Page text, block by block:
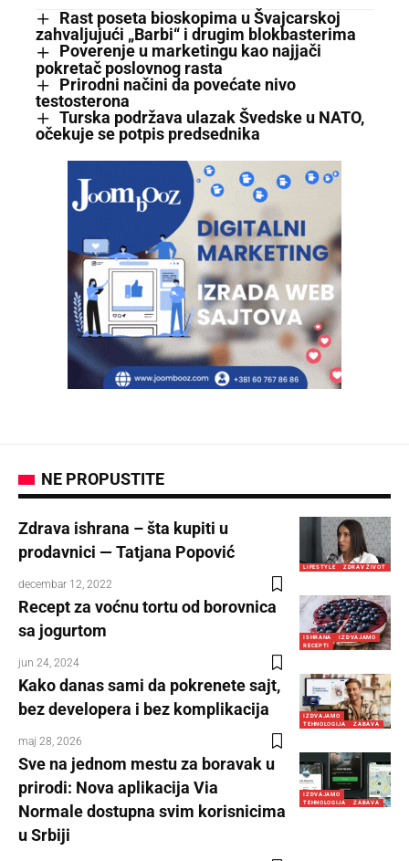
Rast poseta bioskopima u Švajcarskoj
zahvaljujući „Barbi“ i drugim blokbasterima
Poverenje u marketingu kao najjači
pokretač poslovnog rasta
Prirodni načini da povećate nivo
testosterona
Turska podržava ulazak Švedske u NATO,
očekuje se potpis predsednika
NE PROPUSTITE
LIFESTYLE ZDRAV ŽIVOT
Zdrava ishrana – šta kupiti u
prodavnici — Tatjana Popović
decembar 12, 2022
ISHRANA
IZDVAJAMO
RECEPTI
Recept za voćnu tortu od borovnica
sa jogurtom
jun 24, 2024
IZDVAJAMO
TEHNOLOGIJA
ZABAVA
Kako danas sami da pokrenete sajt,
bez developera i bez komplikacija
maj 28, 2026
IZDVAJAMO
TEHNOLOGIJA
ZABAVA
Sve na jednom mestu za boravak u
prirodi: Nova aplikacija Via
Normale dostupna svim korisnicima
u Srbiji